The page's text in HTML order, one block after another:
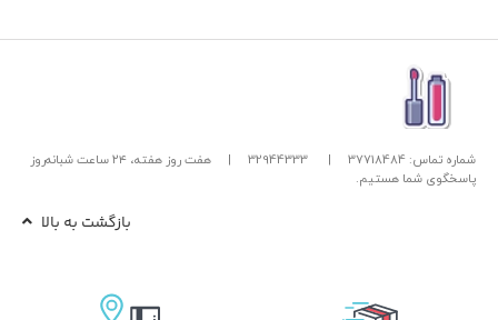
شماره تماس: 37718484 |
32944333
|
هفت روز هفته، ۲۴ ساعت شبانه‌روز
پاسخگوی شما هستیم.
بازگشت به بالا